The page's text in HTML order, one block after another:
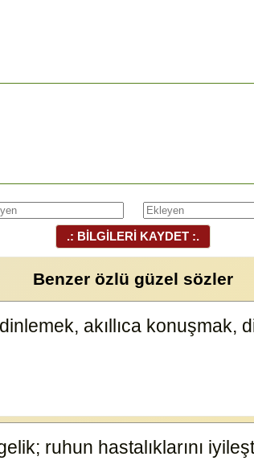
.: BİLGİLERİ KAYDET :.
Benzer özlü güzel sözler
akıllıca
ruhun hastalıklarını